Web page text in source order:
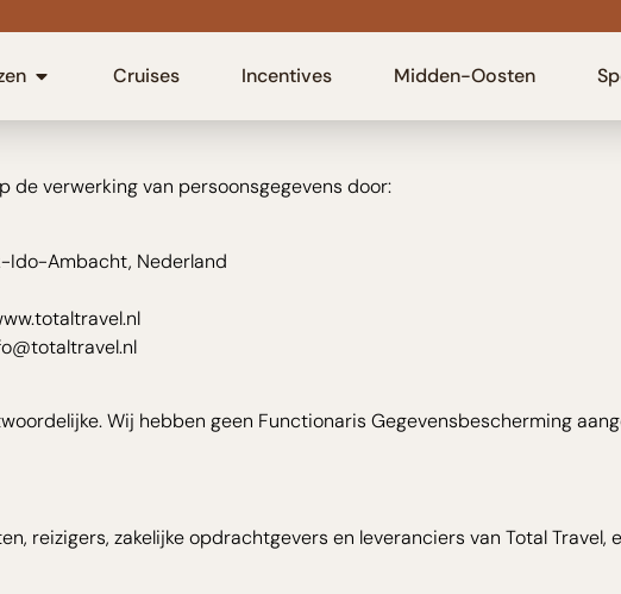
Cruises Incentives Midden-Oosten
de verwerking van persoonsgegevens door:
Ido-Ambacht, Nederland
Wij hebben geen Functionaris Gegevensbescherming
reizigers, zakelijke opdrachtgevers en leveranciers van Total Travel,